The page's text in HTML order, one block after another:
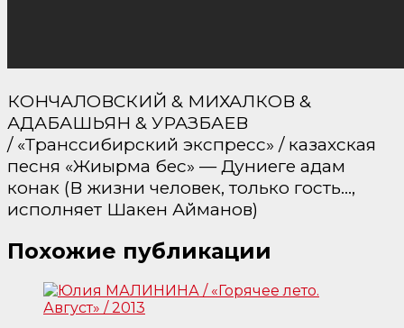
КОНЧАЛОВСКИЙ & МИХАЛКОВ &
АДАБАШЬЯН & УРАЗБАЕВ
/ «Транссибирский экспресс» / казахская
песня «Жиырма бес» — Дуниеге адам
конак (В жизни человек, только гость…,
исполняет Шакен Айманов)
Похожие публикации